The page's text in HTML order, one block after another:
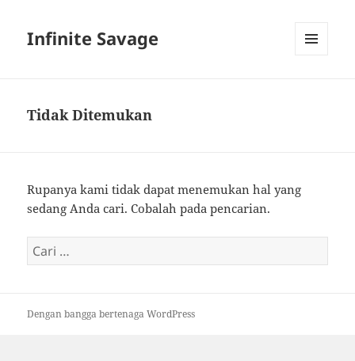
Infinite Savage
Tidak Ditemukan
Rupanya kami tidak dapat menemukan hal yang
sedang Anda cari. Cobalah pada pencarian.
Cari
untuk:
Dengan bangga bertenaga WordPress